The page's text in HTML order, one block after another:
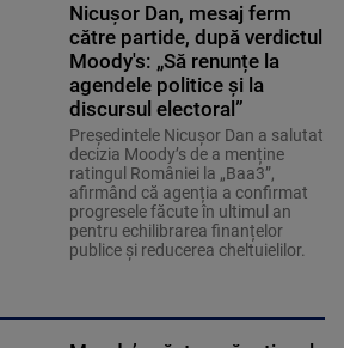
Nicușor Dan, mesaj ferm
către partide, după verdictul
Moody's: „Să renunțe la
agendele politice şi la
discursul electoral”
Președintele Nicușor Dan a salutat
decizia Moody’s de a menține
ratingul României la „Baa3”,
afirmând că agenția a confirmat
progresele făcute în ultimul an
pentru echilibrarea finanțelor
publice și reducerea cheltuielilor.